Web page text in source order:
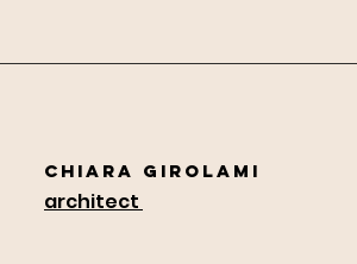
CHIARA GIROLAMI
architect